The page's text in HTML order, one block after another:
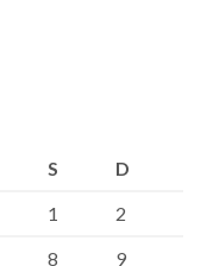
S
D
1
2
8 9